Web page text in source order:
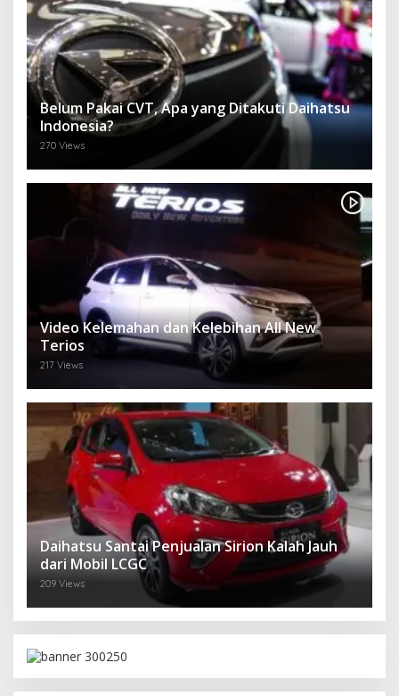
Belum Pakai CVT, Apa yang Ditakuti Daihatsu
Indonesia?
270 Views
Video Kelemahan dan Kelebihan All New
Terios
217 Views
Daihatsu Santai Penjualan Sirion Kalah Jauh
dari Mobil LCGC
209 Views